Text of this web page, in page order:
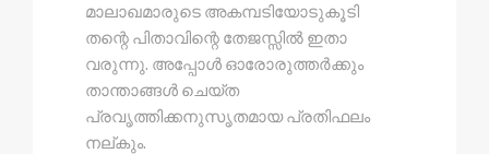
മാലാഖമാരുടെ അകമ്പടിയോടുകൂടി
തന്റെ പിതാവിന്റെ തേജസ്സിൽ ഇതാ
വരുന്നു. അപ്പോൾ ഓരോരുത്തർക്കും
താന്താങ്ങൾ ചെയ്ത
പ്രവൃത്തിക്കനുസൃതമായ പ്രതിഫലം
നല്‌കും.